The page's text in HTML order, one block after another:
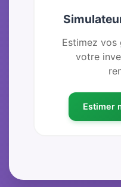
Estimez vos
votre
Estimer